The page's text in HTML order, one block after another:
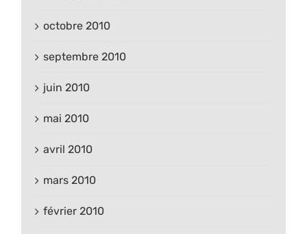
octobre 2010
septembre 2010
juin 2010
mai 2010
avril 2010
mars 2010
février 2010